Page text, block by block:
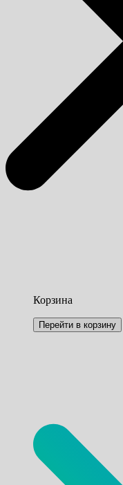
Корзина
Перейти в корзину